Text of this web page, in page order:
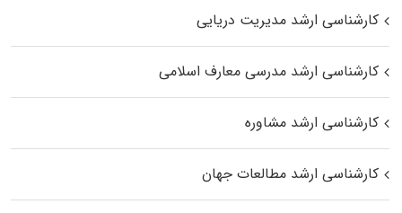
کارشناسی ارشد مدیریت دریایی
کارشناسی ارشد مدرسی معارف اسلامی
کارشناسی ارشد مشاوره
کارشناسی ارشد مطالعات جهان